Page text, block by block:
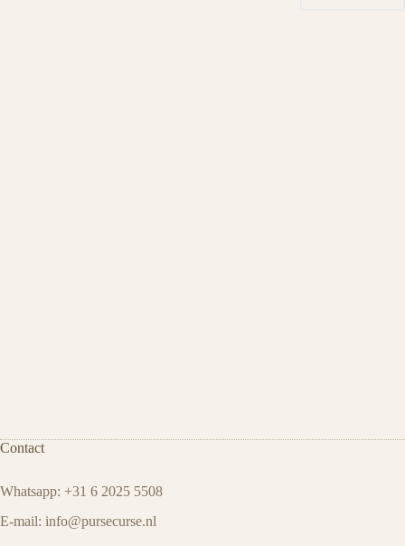
Contact
Whatsapp: +31 6 2025 5508
E-mail: info@pursecurse.nl